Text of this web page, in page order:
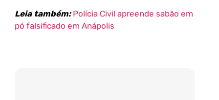
Leia também: Polícia Civil apreende sabão em
pó falsificado em Anápolis